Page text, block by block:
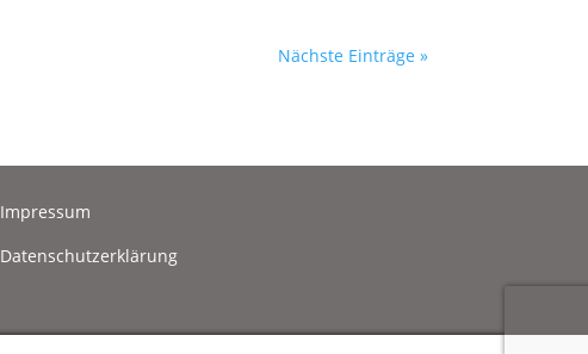
Nächste Einträge »
Impressum
Datenschutzerklärung